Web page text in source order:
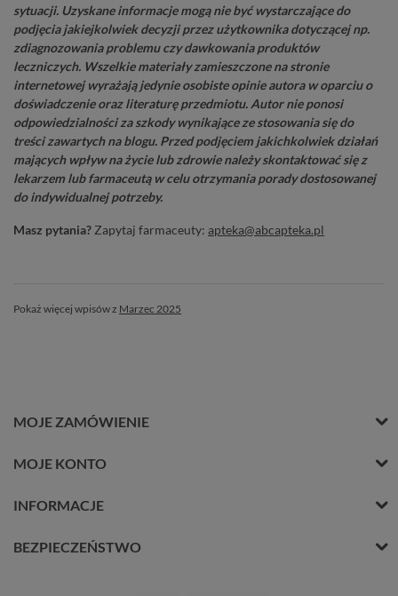
sytuacji. Uzyskane informacje mogą nie być wystarczające do
podjęcia jakiejkolwiek decyzji przez użytkownika dotyczącej np.
zdiagnozowania problemu czy dawkowania produktów
leczniczych. Wszelkie materiały zamieszczone na stronie
internetowej wyrażają jedynie osobiste opinie autora w oparciu o
doświadczenie oraz literaturę przedmiotu. Autor nie ponosi
odpowiedzialności za szkody wynikające ze stosowania się do
treści zawartych na blogu. Przed podjęciem jakichkolwiek działań
mających wpływ na życie lub zdrowie należy skontaktować się z
lekarzem lub farmaceutą w celu otrzymania porady dostosowanej
do indywidualnej potrzeby.
Masz pytania? Zapytaj farmaceuty: apteka@abcapteka.pl
Pokaż więcej wpisów z Marzec 2025
MOJE ZAMÓWIENIE
MOJE KONTO
INFORMACJE
BEZPIECZEŃSTWO